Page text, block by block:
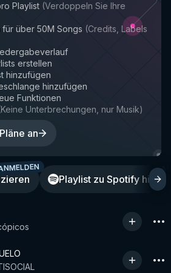
Playlist (Verdoppeln Sie Ihre
über 50M Songs (Credits, Labels
erstellen
hinzufügen
hinzufügen
Funktionen
Keine Unterbrechungen, nur Musik)
an
Playlist zu Spotify